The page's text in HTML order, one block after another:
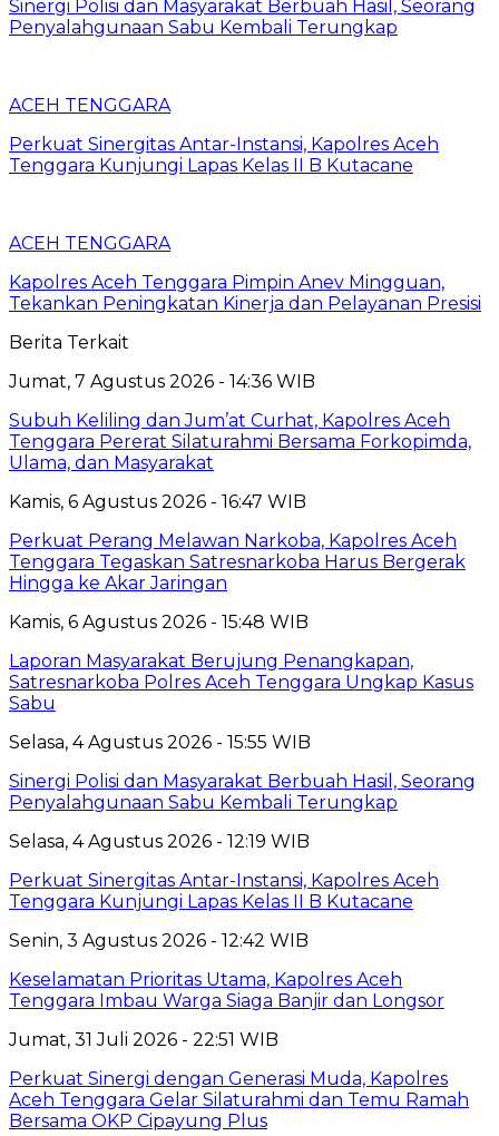
Sinergi Polisi dan Masyarakat Berbuah Hasil, Seorang
Penyalahgunaan Sabu Kembali Terungkap
ACEH TENGGARA
Perkuat Sinergitas Antar-Instansi, Kapolres Aceh
Tenggara Kunjungi Lapas Kelas II B Kutacane
ACEH TENGGARA
Kapolres Aceh Tenggara Pimpin Anev Mingguan,
Tekankan Peningkatan Kinerja dan Pelayanan Presisi
Berita Terkait
Jumat, 7 Agustus 2026 - 14:36 WIB
Subuh Keliling dan Jum’at Curhat, Kapolres Aceh
Tenggara Pererat Silaturahmi Bersama Forkopimda,
Ulama, dan Masyarakat
Kamis, 6 Agustus 2026 - 16:47 WIB
Perkuat Perang Melawan Narkoba, Kapolres Aceh
Tenggara Tegaskan Satresnarkoba Harus Bergerak
Hingga ke Akar Jaringan
Kamis, 6 Agustus 2026 - 15:48 WIB
Laporan Masyarakat Berujung Penangkapan,
Satresnarkoba Polres Aceh Tenggara Ungkap Kasus
Sabu
Selasa, 4 Agustus 2026 - 15:55 WIB
Sinergi Polisi dan Masyarakat Berbuah Hasil, Seorang
Penyalahgunaan Sabu Kembali Terungkap
Selasa, 4 Agustus 2026 - 12:19 WIB
Perkuat Sinergitas Antar-Instansi, Kapolres Aceh
Tenggara Kunjungi Lapas Kelas II B Kutacane
Senin, 3 Agustus 2026 - 12:42 WIB
Keselamatan Prioritas Utama, Kapolres Aceh
Tenggara Imbau Warga Siaga Banjir dan Longsor
Jumat, 31 Juli 2026 - 22:51 WIB
Perkuat Sinergi dengan Generasi Muda, Kapolres
Aceh Tenggara Gelar Silaturahmi dan Temu Ramah
Bersama OKP Cipayung Plus